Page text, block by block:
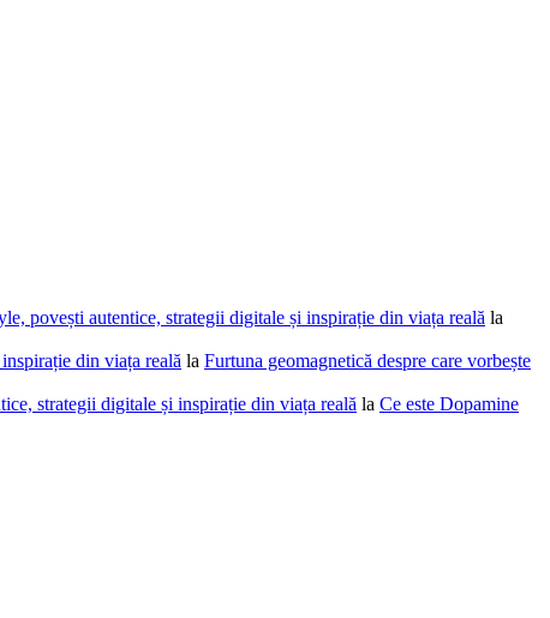
povești autentice, strategii digitale și inspirație din viața reală la
din viața reală la Furtuna geomagnetică despre care vorbește
strategii digitale și inspirație din viața reală la Ce este Dopamine